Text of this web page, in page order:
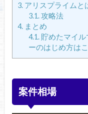
3.アリスプライムと
3.1.攻略法
4.まとめ
4.1.貯めたマイル
ーのはじめ方は
案件相場